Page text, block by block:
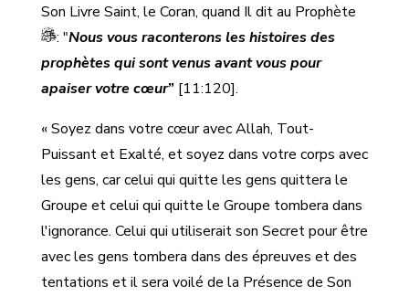
Son Livre Saint, le Coran, quand Il dit au Prophète
: "Nous vous raconterons les histoires des
prophètes qui sont venus avant vous pour
apaiser votre cœur” [11:120].
« Soyez dans votre cœur avec Allah, Tout-
Puissant et Exalté, et soyez dans votre corps avec
les gens, car celui qui quitte les gens quittera le
Groupe et celui qui quitte le Groupe tombera dans
l'ignorance. Celui qui utiliserait son Secret pour être
avec les gens tombera dans des épreuves et des
tentations et il sera voilé de la Présence de Son